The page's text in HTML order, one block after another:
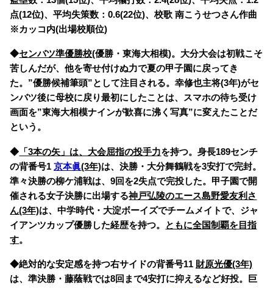
点(12位)、平均失策数：0.6(22位)、校歌 南こうせつさん作曲
※カッコ内(出場校順位)
◆センバツ準優勝校(優勝・東海大相模)。大分大会は初戦こそ
苦しんだが、他を寄せ付けぬ力で夏の甲子園に戻ってき
た。”優勝候補筆頭”として注目される。幸修也主将(3年)がセ
ンバツ後に母校に戻り最初にしたことは、スマホの待ち受け
画面を”東海大相模ナインが歓喜に沸く写真”に変えたことだ
という。
◆ 「3本の矢」は、大会屈指の投手力を持つ。身長189センチ
の背番号1京本眞(3年)は、決勝・大分舞鶴戦を3安打で完封。
準々決勝の柳ケ浦戦は、9回を2失点で完投した。甲子園で開
催される女子決勝に出場する神戸弘陵のエース島野愛友利さ
ん(3年)は、中学時代・大淀ボーイズでチームメイトで、ジャ
イアンツカップ優勝した経歴を持つ。 ともに全国制覇を目指
す。
◆絶対的な安定感を持つ右サイドの背番号11 財原光優(3年)
は、準決勝・藤蔭戦では8回まで4安打に抑えるなど好投。巨